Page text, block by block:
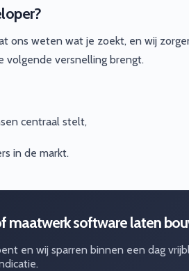
ons weten wat je zoekt, en wij
volgende versnelling brengt.
centraal stelt,
in de markt.
maatwerk software laten
en wij sparren binnen een dag